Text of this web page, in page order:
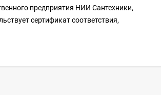
предприятия НИИ Сантехники,
сертификат соответствия,